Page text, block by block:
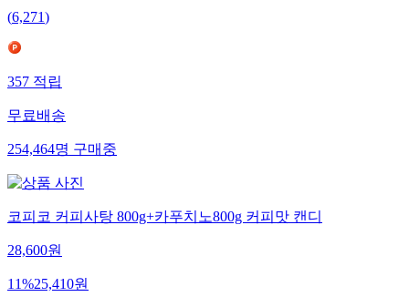
(6,271)
357적립
무료배송
254,464명구매중
코피코 커피사탕 800g+카푸치노800g 커피맛 캔디
28,600원
11%25,410원